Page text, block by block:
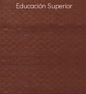
Educación Superior